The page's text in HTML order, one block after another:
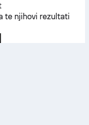
te njihovi rezultati